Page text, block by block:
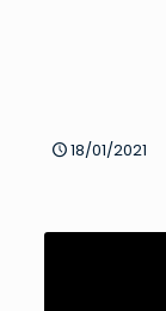
18/01/2021